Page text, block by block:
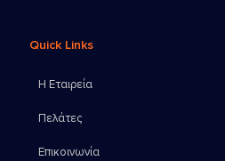
Quick Links
Η Εταιρεία
Πελάτες
Επικοινωνία